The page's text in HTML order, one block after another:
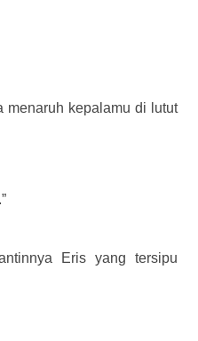
menaruh kepalamu di lutut
Eris yang tersipu